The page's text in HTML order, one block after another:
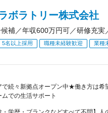
ボラトリー株式会社
補／年収600万円可／研修充実
5名以上採用 職種未経験歓迎 業種
続々新拠点オープン中★働き方は希
での生活サポート